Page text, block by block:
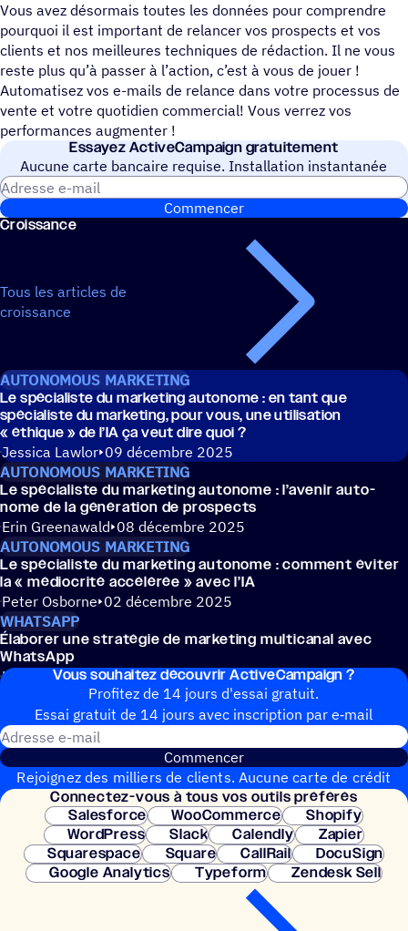
Vous avez désormais toutes les données pour comprendre
pourquoi il est important de relancer vos prospects et vos
clients et nos meilleures techniques de rédaction. Il ne vous
reste plus qu’à passer à l’action, c’est à vous de jouer !
Automatisez vos e-mails de relance dans votre processus de
vente et votre quotidien commercial! Vous verrez vos
performances augmenter !
Essayez ActiveCampaign gratuitement
Aucune carte bancaire requise. Installation instantanée
Commencer
Crois­sance
Tous les articles de
croissance
AUTONOMOUS MARKETING
Le spécia­liste du marke­ting auto­nome : en tant que
spécia­liste du marke­ting, pour vous, une utili­sa­tion
« éthique » de l’IA ça veut dire quoi ?
Jessica Lawlor 09 décembre 2025
AUTONOMOUS MARKETING
Le spécia­liste du marke­ting auto­nome : l’avenir auto­
nome de la géné­ra­tion de prospects
Erin Greenawald 08 décembre 2025
AUTONOMOUS MARKETING
Le spécia­liste du marke­ting auto­nome : comment éviter
la « médio­crité accé­lé­rée » avec l’IA
Peter Osborne 02 décembre 2025
WHATSAPP
Élabo­rer une stra­té­gie de marke­ting multi­ca­nal avec
WhatsApp
Katherine Kim 30 juin 2025
Vous souhai­tez découvrir ActiveCampaign ?
Profitez de 14 jours d'essai gratuit.
Essai gratuit de 14 jours avec inscrip­tion par e‑mail
Commencer
Rejoignez des milliers de clients. Aucune carte de crédit
nécessaire. Configuration instantanée.
Connec­tez-vous à tous vos outils préférés
Salesforce
WooCommerce
Shopify
WordPress
Slack Calendly
Zapier
Squarespace
Square CallRail
DocuSign
Google Analytics
Typeform Zendesk Sell